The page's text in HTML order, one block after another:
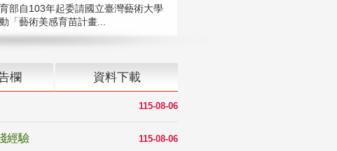
部自103年起委請國立臺灣藝術大學
「藝術美感育苗計畫...
欄 資料下載
115-08-06
115-08-06
經驗